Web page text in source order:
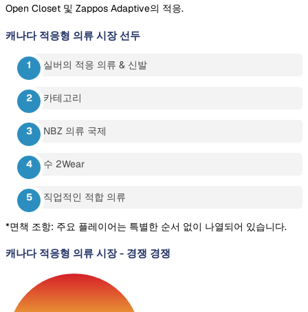
Open Closet 및 Zappos Adaptive의 적응.
캐나다 적응형 의류 시장 선두
실버의 적응 의류 & 신발
카테고리
NBZ 의류 국제
수 2Wear
직업적인 적합 의류
*면책 조항: 주요 플레이어는 특별한 순서 없이 나열되어 있습니다.
캐나다 적응형 의류 시장- 경쟁 경쟁